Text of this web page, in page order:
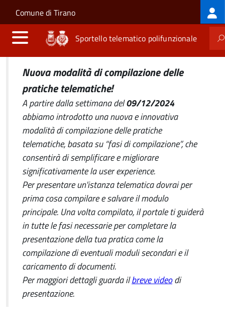
Salta al contenuto principale
Skip to site navigation
Comune di Tirano
Sportello telematico polifunzionale
Nuova modalità di compilazione delle
pratiche telematiche!
A partire dalla settimana del09/12/2024
abbiamo introdotto una nuova e innovativa
modalità di compilazione delle pratiche
telematiche, basata su “fasi di compilazione”, che
consentirà di semplificare e migliorare
significativamente la user experience.
Per presentare un'istanza telematica dovrai per
prima cosa compilare e salvare il modulo
principale. Una volta compilato, il portale ti guiderà
in tutte le fasi necessarie per completare la
presentazione della tua pratica come la
compilazione di eventuali moduli secondari e il
caricamento di documenti.
Per maggiori dettagli guarda ilbreve videodi
presentazione.